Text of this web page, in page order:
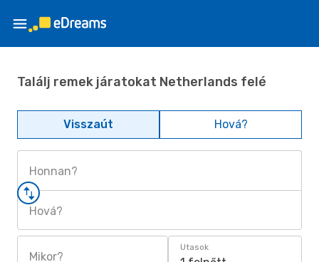
Találj remek járatokat Netherlands felé
Visszaút Hová?
Honnan?
Hová?
Mikor?
Utasok